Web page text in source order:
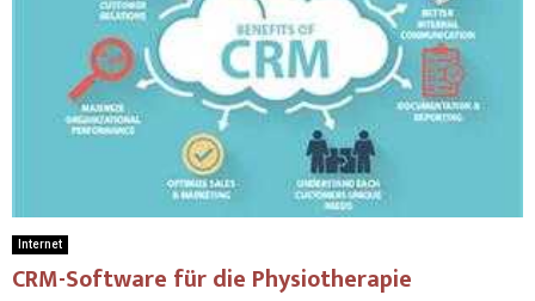
Internet
CRM-Software für die Physiotherapie